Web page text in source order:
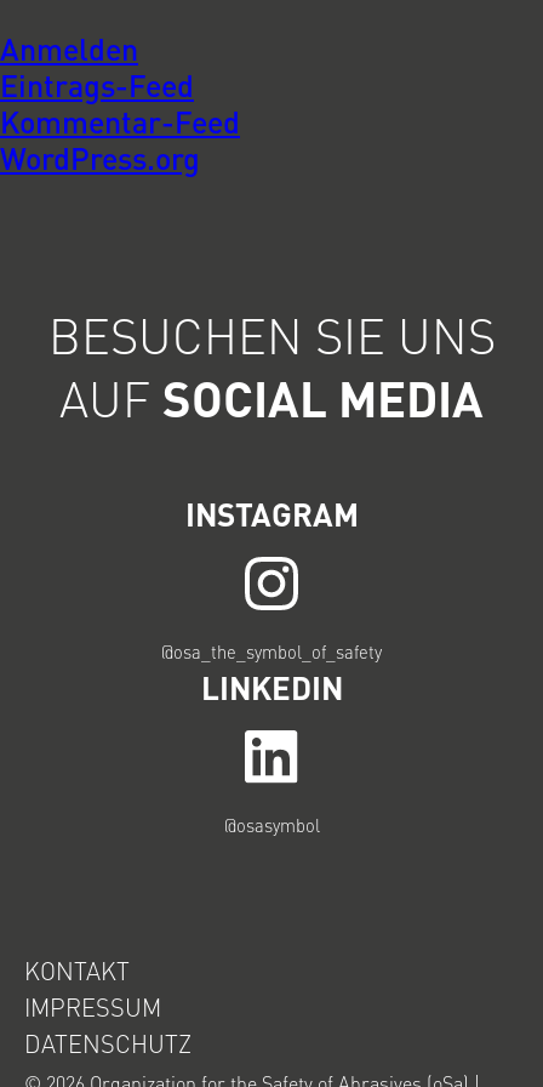
Anmelden
Eintrags-Feed
Kommentar-Feed
WordPress.org
BESUCHEN SIE UNS
AUF SOCIAL MEDIA
INSTAGRAM
@osa_the_symbol_of_safety
LINKEDIN
@osasymbol
KONTAKT
IMPRESSUM
DATENSCHUTZ